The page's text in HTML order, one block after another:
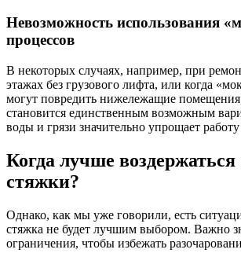
Невозможность использования
процессов
В некоторых случаях, например, при
этажах без грузового лифта, или когда
могут повредить нижележащие
становится единственным возможным
воды и грязи значительно упрощает
Когда лучше воздержаться
стяжки?
Однако, как мы уже говорили, есть
стяжка не будет лучшим выбором. Важно
ограничения, чтобы избежать